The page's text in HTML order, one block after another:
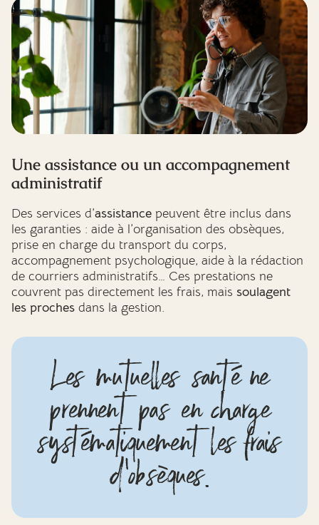
Une assistance ou un accompagnement
administratif
Des services d’assistance peuvent être inclus dans
les garanties : aide à l’organisation des obsèques,
prise en charge du transport du corps,
accompagnement psychologique, aide à la rédaction
de courriers administratifs… Ces prestations ne
couvrent pas directement les frais, mais soulagent
les proches dans la gestion.
Les mutuelles santé ne
prennent pas en charge
systématiquement les frais
d’obsèques.